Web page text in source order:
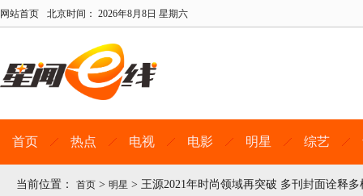
网站首页 北京时间： 2026年8月8日 星期六
首页 热点 电视 电影 明星 综艺
当前位置： 首页 > 明星 > 王源2021年时尚领域再突破 多刊封面诠释多